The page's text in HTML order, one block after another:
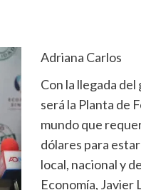
Adriana Carlos
Con la llegada
será la Planta de
mundo que
dólares para
local, nacional y
Economía, Javier